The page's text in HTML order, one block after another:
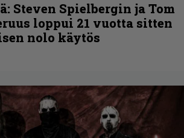
Steven Spielbergin ja Tom
loppui 21 vuotta sitten
nolo käytös